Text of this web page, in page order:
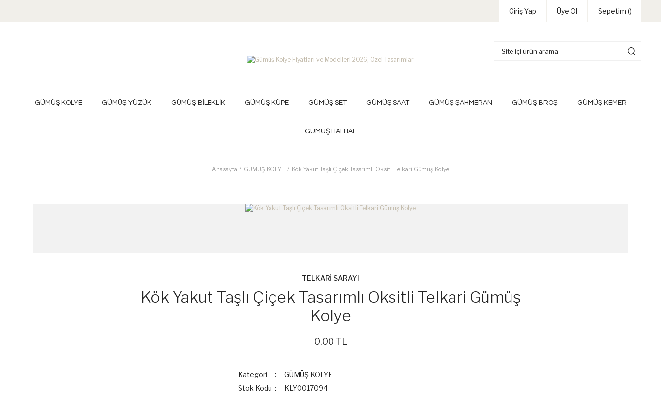
Giriş Yap Üye Ol Sepetim ()
GÜMÜŞ KOLYE GÜMÜŞ YÜZÜK GÜMÜŞ BİLEKLİK GÜMÜŞ KÜPE GÜMÜŞ SET GÜMÜŞ SAAT GÜMÜŞ ŞAHMERAN GÜMÜŞ BROŞ GÜMÜŞ KEMER
GÜMÜŞ HALHAL
Anasayfa GÜMÜŞ KOLYE Kök Yakut Taşlı Çiçek Tasarımlı Oksitli Telkari Gümüş Kolye
TELKARİ SARAYI
Kök Yakut Taşlı Çiçek Tasarımlı Oksitli Telkari Gümüş
Kolye
0,00 TL
Kategori
GÜMÜŞ KOLYE
Stok Kodu
KLY0017094